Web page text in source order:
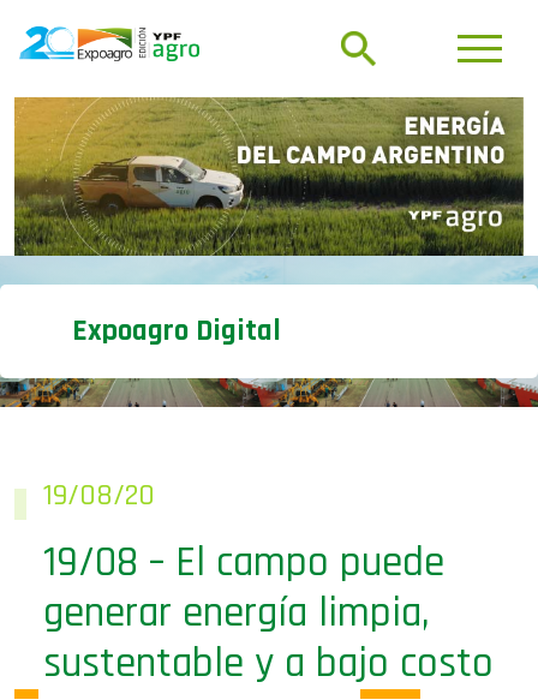
Expoagro Digital
19/08/20
19/08 – El campo puede
generar energía limpia,
sustentable y a bajo costo